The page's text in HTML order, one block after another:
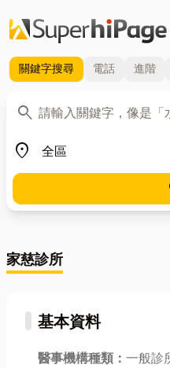
關鍵字搜尋 電話 進階
search
關鍵字
place
地區
家慈診所
基本資料
醫事機構種類： 一般診